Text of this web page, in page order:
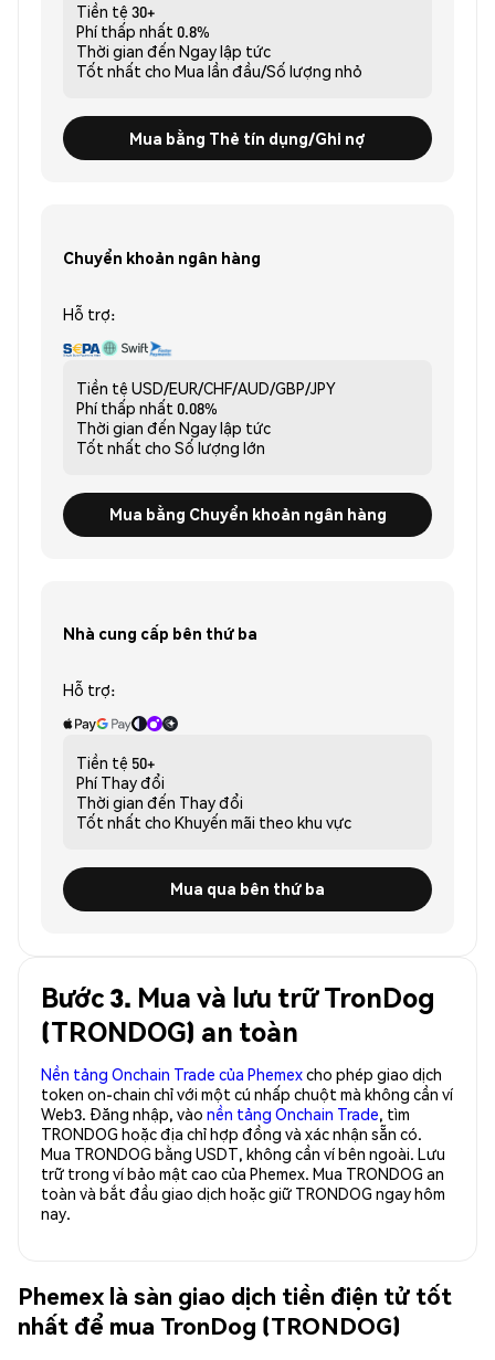
Tiền tệ 30+
Phí thấp nhất 0.8%
Thời gian đến Ngay lập tức
Tốt nhất cho Mua lần đầu/Số lượng nhỏ
Mua bằng Thẻ tín dụng/Ghi nợ
Chuyển khoản ngân hàng
Hỗ trợ:
Tiền tệ USD/EUR/CHF/AUD/GBP/JPY
Phí thấp nhất 0.08%
Thời gian đến Ngay lập tức
Tốt nhất cho Số lượng lớn
Mua bằng Chuyển khoản ngân hàng
Nhà cung cấp bên thứ ba
Hỗ trợ:
Tiền tệ 50+
Phí Thay đổi
Thời gian đến Thay đổi
Tốt nhất cho Khuyến mãi theo khu vực
Mua qua bên thứ ba
Bước 3. Mua và lưu trữ TronDog
(TRONDOG) an toàn
Nền tảng Onchain Trade của Phemexcho phép giao dịch
token on-chain chỉ với một cú nhấp chuột mà không cần ví
Web3. Đăng nhập, vào nền tảng Onchain Trade, tìm
TRONDOG hoặc địa chỉ hợp đồng và xác nhận sẵn có.
Mua TRONDOG bằng USDT, không cần ví bên ngoài. Lưu
trữ trong ví bảo mật cao của Phemex. Mua TRONDOG an
toàn và bắt đầu giao dịch hoặc giữ TRONDOG ngay hôm
nay.
Phemex là sàn giao dịch tiền điện tử tốt
nhất để mua TronDog (TRONDOG)